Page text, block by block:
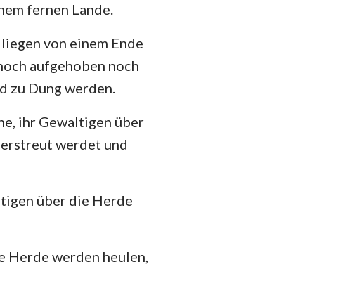
fernen Lande.
von einem Ende
aufgehoben noch
zu Dung werden.
ihr Gewaltigen über
werdet und
über die Herde
Herde werden heulen,